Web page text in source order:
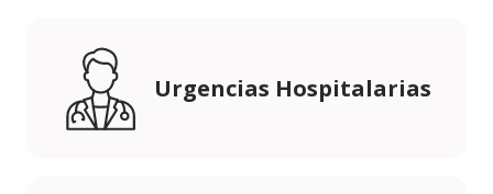
Urgencias Hospitalarias